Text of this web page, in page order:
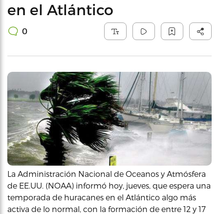
en el Atlántico
0
La Administración Nacional de Oceanos y Atmósfera
de EE.UU. (NOAA) informó hoy, jueves, que espera una
temporada de huracanes en el Atlántico algo más
activa de lo normal, con la formación de entre 12 y 17